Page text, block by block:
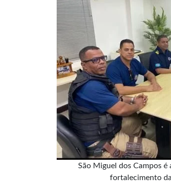
São Miguel dos Campos
fortalecimento